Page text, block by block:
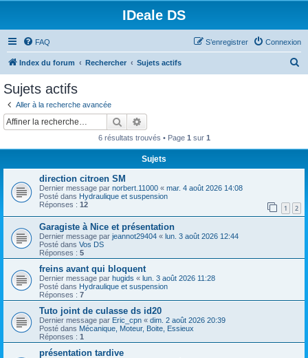
IDeale DS
FAQ Connexion
S’enregistrer
Index du forum Rechercher Sujets actifs
Sujets actifs
Aller à la recherche avancée
Rechercher
6 résultats trouvés • Page 1 sur 1
Sujets
direction citroen SM
Dernier message par norbert.11000 « mar. 4 août 2026 14:08
Posté dans Hydraulique et suspension
Réponses : 12 1 2
Garagiste à Nice et présentation
Dernier message par jeannot29404 « lun. 3 août 2026 12:44
Posté dans Vos DS
Réponses : 5
freins avant qui bloquent
Dernier message par hugids « lun. 3 août 2026 11:28
Posté dans Hydraulique et suspension
Réponses : 7
Tuto joint de culasse ds id20
Dernier message par Eric_cpn « dim. 2 août 2026 20:39
Posté dans Mécanique, Moteur, Boite, Essieux
Réponses : 1
présentation tardive